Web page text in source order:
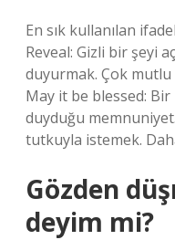
En sık kullanılan
Reveal: Gizli bir şeyi
duyurmak. Çok mutlu
May it be blessed:
duyduğu
tutkuyla istemek.
Gözden
deyim mi?